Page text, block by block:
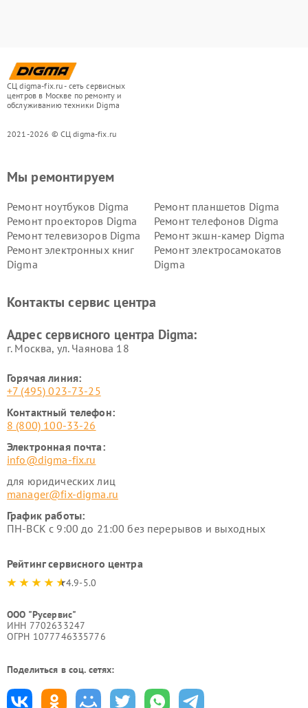
СЦ digma-fix.ru - сеть сервисных
центров в Москве по ремонту и
обслуживанию техники Digma
2021-2026 © СЦ digma-fix.ru
Мы ремонтируем
Ремонт ноутбуков Digma
Ремонт планшетов Digma
Ремонт проекторов Digma
Ремонт телефонов Digma
Ремонт телевизоров Digma
Ремонт экшн-камер Digma
Ремонт электронных книг
Digma
Ремонт электросамокатов
Digma
Контакты сервис центра
Адрес сервисного центра Digma:
г. Москва, ул. Чаянова 18
Горячая линия:
+7 (495) 023-73-25
Контактный телефон:
8 (800) 100-33-26
Электронная почта:
info@digma-fix.ru
для юридических лиц
manager@fix-digma.ru
График работы:
ПН-ВСК с 9:00 до 21:00 без перерывов и выходных
Рейтинг сервисного центра
4.9-5.0
ООО "Русервис"
ИНН 7702633247
ОГРН 1077746335776
Поделиться в соц. сетях: